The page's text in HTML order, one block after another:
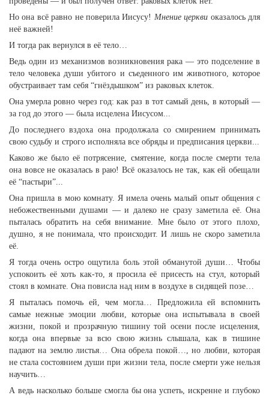
Но она всё равно не поверила Иисусу! Мнение церкви оказалось для
неё важней!
И тогда рак вернулся в её тело…
Ведь один из механизмов возникновения рака — это подселение в
тело человека души убитого и съеденного им животного, которое
обустраивает там себя “гнёздышком” из раковых клеток.
Она умерла ровно через год: как раз в тот самый день, в который —
за год до этого — была исцелена Иисусом...
До последнего вздоха она продолжала со смирением принимать
свою судьбу и строго исполняла все обряды и предписания церкви...
Каково же было её потрясение, смятение, когда после смерти тела
она вовсе не оказалась в раю! Всё оказалось не так, как ей обещали
её “пастыри”...
Она пришла в мою комнату. Я имела очень малый опыт общения с
небожественными душами — и далеко не сразу заметила её. Она
пыталась обратить на себя внимание. Мне было от этого плохо,
душно, я не понимала, что происходит. И лишь не скоро заметила
её.
Я тогда очень остро ощутила боль этой обманутой души… Чтобы
успокоить её хоть как-то, я просила её присесть на стул, который
стоял в комнате. Она повисла над ним в воздухе в сидящей позе…
Я пыталась помочь ей, чем могла… Предложила ей вспомнить
самые нежные эмоции любви, которые она испытывала в своей
жизни, покой и прозрачную тишину той осени после исцеления,
когда она впервые за всю свою жизнь слышала, как в тишине
падают на землю листья… Она обрела покой…, но любви, которая
не стала состоянием души при жизни тела, после смерти уже нельзя
научить…
А ведь насколько больше смогла бы она успеть, искренне и глубоко